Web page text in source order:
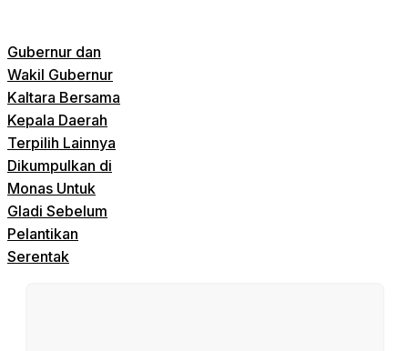
Gubernur dan
Wakil Gubernur
Kaltara Bersama
Kepala Daerah
Terpilih Lainnya
Dikumpulkan di
Monas Untuk
Gladi Sebelum
Pelantikan
Serentak